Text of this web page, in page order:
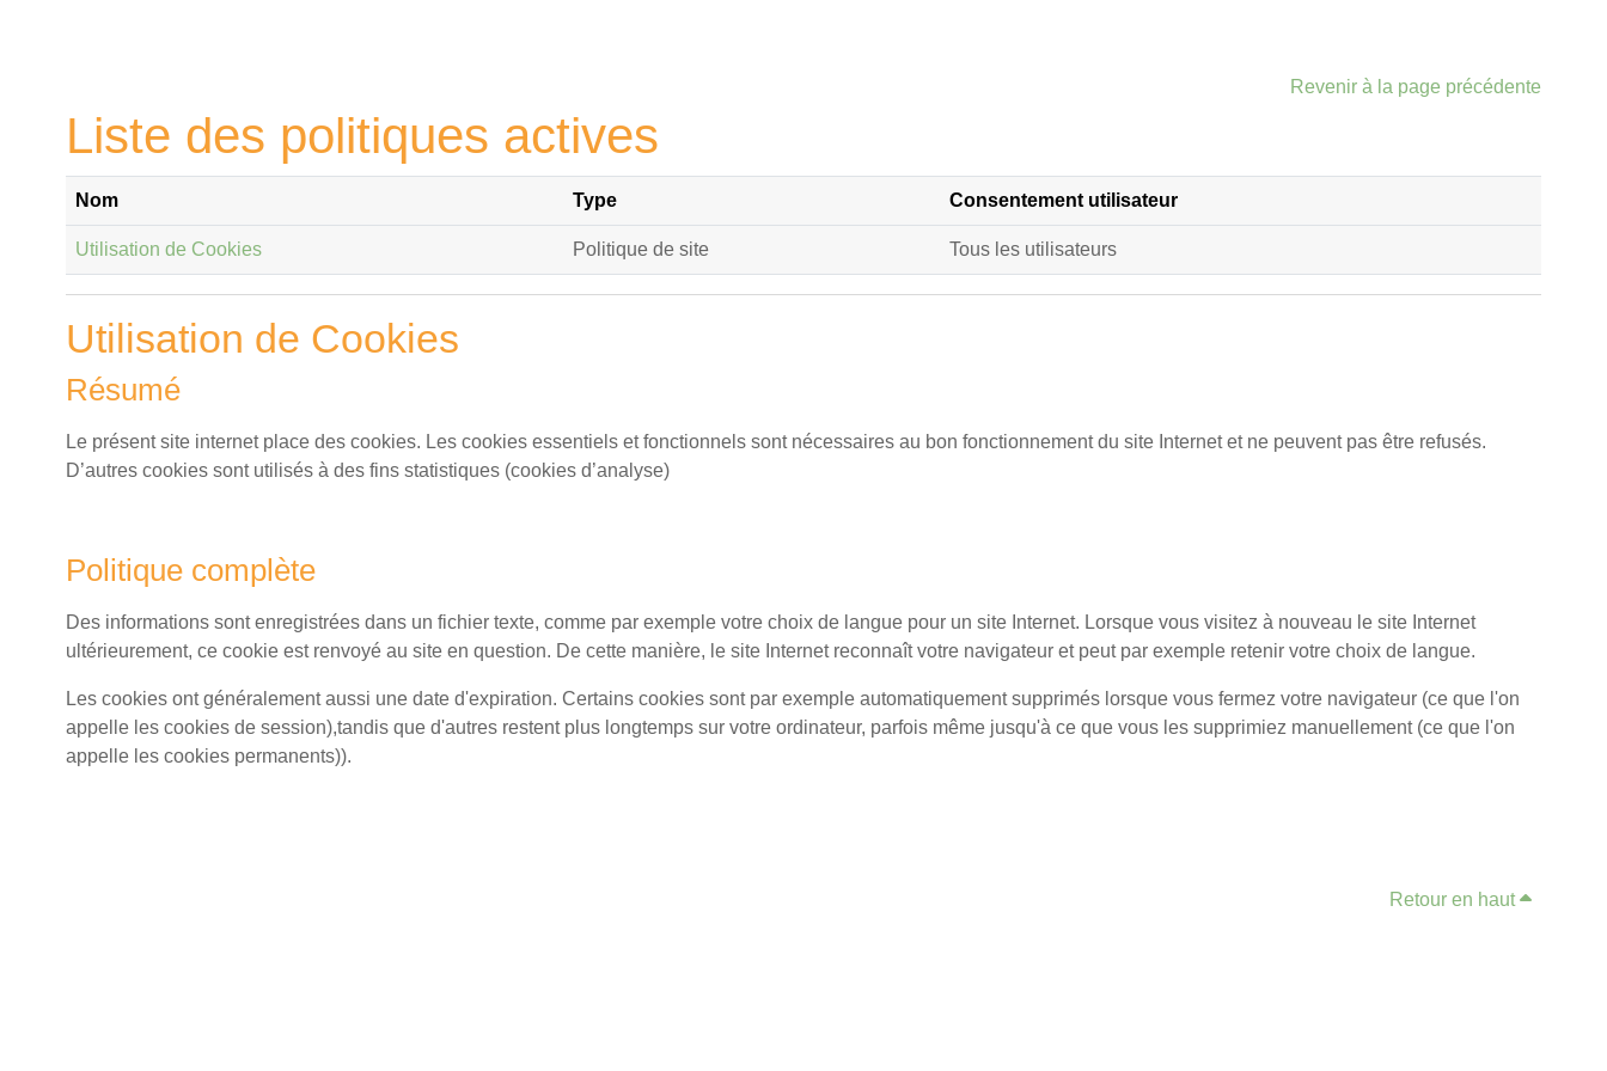
Revenir à la page précédente
Liste des politiques actives
Nom Type Consentement utilisateur
Utilisation de Cookies Politique de site Tous les utilisateurs
Utilisation de Cookies
Résumé
Le présent site internet place des cookies. Les cookies essentiels et fonctionnels sont nécessaires au bon fonctionnement du site Internet et ne peuvent pas être refusés.
D’autres cookies sont utilisés à des fins statistiques (cookies d’analyse)
Politique complète
Des informations sont enregistrées dans un fichier texte, comme par exemple votre choix de langue pour un site Internet. Lorsque vous visitez à nouveau le site Internet
ultérieurement, ce cookie est renvoyé au site en question. De cette manière, le site Internet reconnaît votre navigateur et peut par exemple retenir votre choix de langue.
Les cookies ont généralement aussi une date d'expiration. Certains cookies sont par exemple automatiquement supprimés lorsque vous fermez votre navigateur (ce que l'on
appelle les cookies de session),tandis que d'autres restent plus longtemps sur votre ordinateur, parfois même jusqu'à ce que vous les supprimiez manuellement (ce que l'on
appelle les cookies permanents)).
Retour en haut